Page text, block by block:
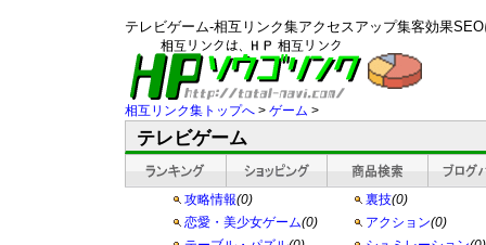
テレビゲーム-相互リンク集アクセスアップ集客効果
相互リンク集トップへ > ゲーム >
テレビゲーム
攻略情報(0) 裏技(0)
恋愛・美少女ゲーム(0) アクション(0)